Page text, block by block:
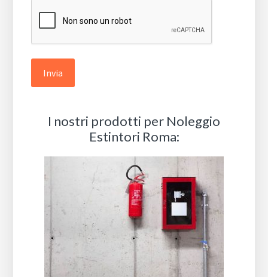
I nostri prodotti per Noleggio
Estintori Roma: